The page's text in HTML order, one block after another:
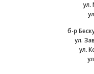
ул.
б-р
ул.
ул.